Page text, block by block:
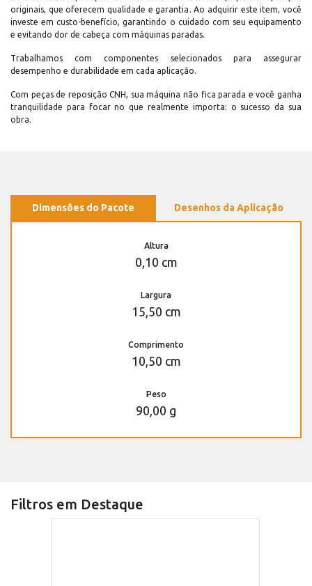
originais, que oferecem qualidade e garantia. Ao adquirir este item, você
investe em custo-benefício, garantindo o cuidado com seu equipamento
e evitando dor de cabeça com máquinas paradas.
Trabalhamos com componentes selecionados para assegurar
desempenho e durabilidade em cada aplicação.
Com peças de reposição CNH, sua máquina não fica parada e você ganha
tranquilidade para focar no que realmente importa: o sucesso da sua
obra.
Dimensões do Pacote Desenhos da Aplicação
Altura
0,10 cm
Largura
15,50 cm
Comprimento
10,50 cm
Peso
90,00 g
Filtros em Destaque